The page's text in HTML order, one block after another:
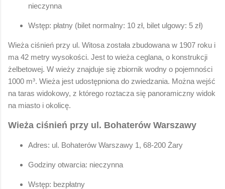
nieczynna
Wstęp: płatny (bilet normalny: 10 zł, bilet ulgowy: 5 zł)
Wieża ciśnień przy ul. Witosa została zbudowana w 1907 roku i
ma 42 metry wysokości. Jest to wieża ceglana, o konstrukcji
żelbetowej. W wieży znajduje się zbiornik wodny o pojemności
1000 m³. Wieża jest udostępniona do zwiedzania. Można wejść
na taras widokowy, z którego roztacza się panoramiczny widok
na miasto i okolicę.
Wieża ciśnień przy ul. Bohaterów Warszawy
Adres: ul. Bohaterów Warszawy 1, 68-200 Żary
Godziny otwarcia: nieczynna
Wstęp: bezpłatny